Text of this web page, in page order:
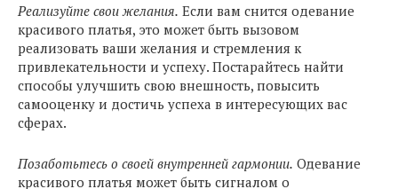
Реализуйте свои желания. Если вам снится одевание
красивого платья, это может быть вызовом
реализовать ваши желания и стремления к
привлекательности и успеху. Постарайтесь найти
способы улучшить свою внешность, повысить
самооценку и достичь успеха в интересующих вас
сферах.
Позаботьтесь о своей внутренней гармонии. Одевание
красивого платья может быть сигналом о